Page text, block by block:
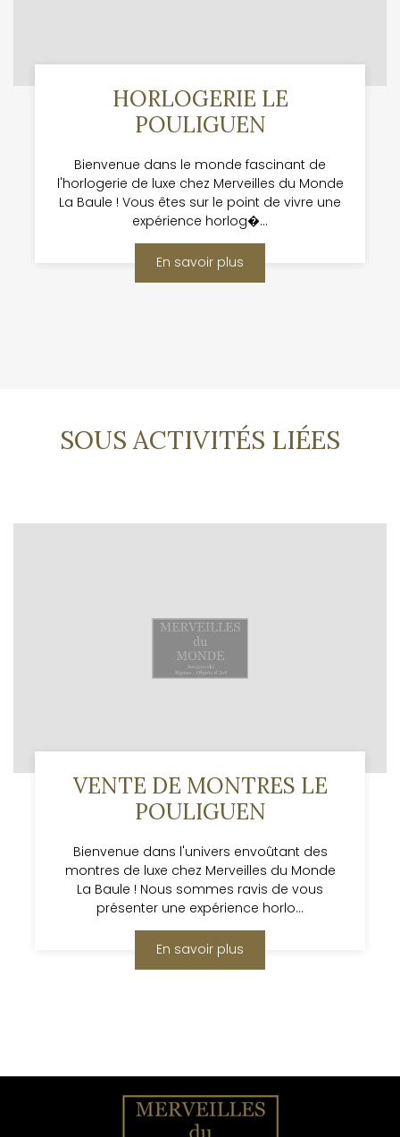
HORLOGERIE LE
POULIGUEN
Bienvenue dans le monde fascinant de
l'horlogerie de luxe chez Merveilles du Monde
La Baule ! Vous êtes sur le point de vivre une
expérience horlog�...
En savoir plus
SOUS ACTIVITÉS LIÉES
VENTE DE MONTRES LE
POULIGUEN
Bienvenue dans l'univers envoûtant des
montres de luxe chez Merveilles du Monde
La Baule ! Nous sommes ravis de vous
présenter une expérience horlo...
En savoir plus